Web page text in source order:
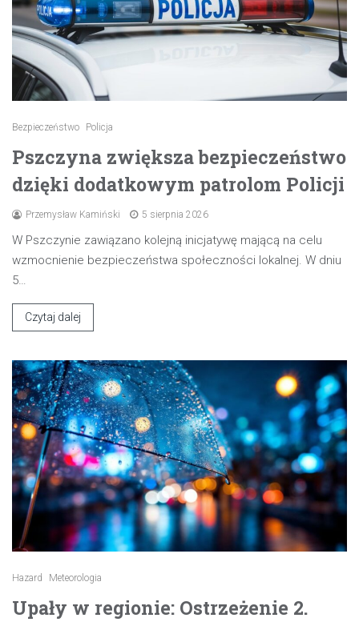
Bezpieczeństwo Policja
Pszczyna zwiększa bezpieczeństwo
dzięki dodatkowym patrolom Policji
Przemysław Kamiński 5 sierpnia 2026
W Pszczynie zawiązano kolejną inicjatywę mającą na celu
wzmocnienie bezpieczeństwa społeczności lokalnej. W dniu
5…
Czytaj dalej
Hazard Meteorologia
Upały w regionie: Ostrzeżenie 2.